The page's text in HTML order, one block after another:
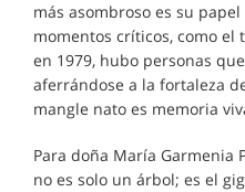
más asombroso es su
momentos críticos, como
en 1979, hubo personas
aferrándose a la fortaleza
mangle nato es memoria
Para doña María Garmenia
no es solo un árbol; es el